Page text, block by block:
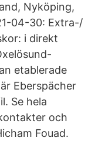
Nyköping,
04-30: Extra-/
i direkt
etablerade
Eberspächer
Se hela
och
Fouad.